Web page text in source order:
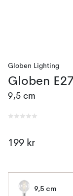
Globen Lighting
Globen
9,5 cm
199 kr
9,5 cm